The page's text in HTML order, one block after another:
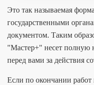
Это так называемая
государственными
документом. Таким
"Мастер+" несет полную
перед вами за действия
Если по окончании